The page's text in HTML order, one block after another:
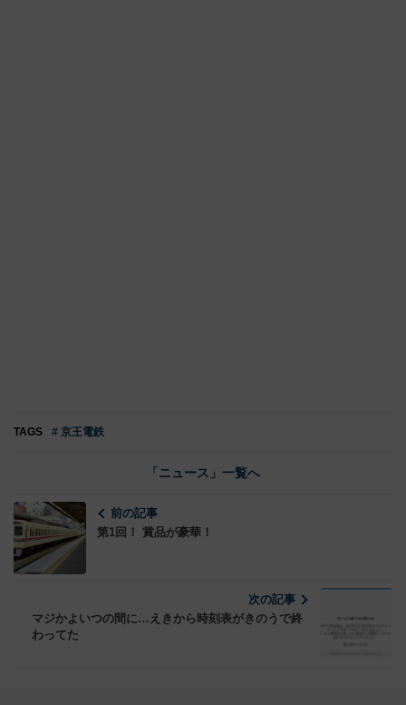
TAGS # 京王電鉄
「ニュース」一覧へ
前の記事
第1回！ 賞品が豪華！
次の記事
マジかよいつの間に…えきから時刻表がきのうで終
わってた